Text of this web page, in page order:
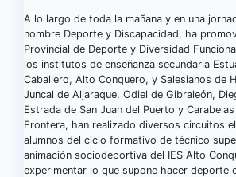
A lo largo de toda la mañana y en una
nombre Deporte y Discapacidad, ha
Provincial de Deporte y Diversidad
los institutos de enseñanza secundaria
Caballero, Alto Conquero, y Salesianos de
Juncal de Aljaraque, Odiel de Gibraleón,
Estrada de San Juan del Puerto y
Frontera, han realizado diversos circuitos
alumnos del ciclo formativo de técnico
animación sociodeportiva del IES Alto
experimentar lo que supone hacer deporte